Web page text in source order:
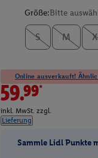
Größe:Bitte
S M
Online ausverkauft!
59.99*
inkl. MwSt. zzgl.
Lieferung
Sammle Lidl Punkte